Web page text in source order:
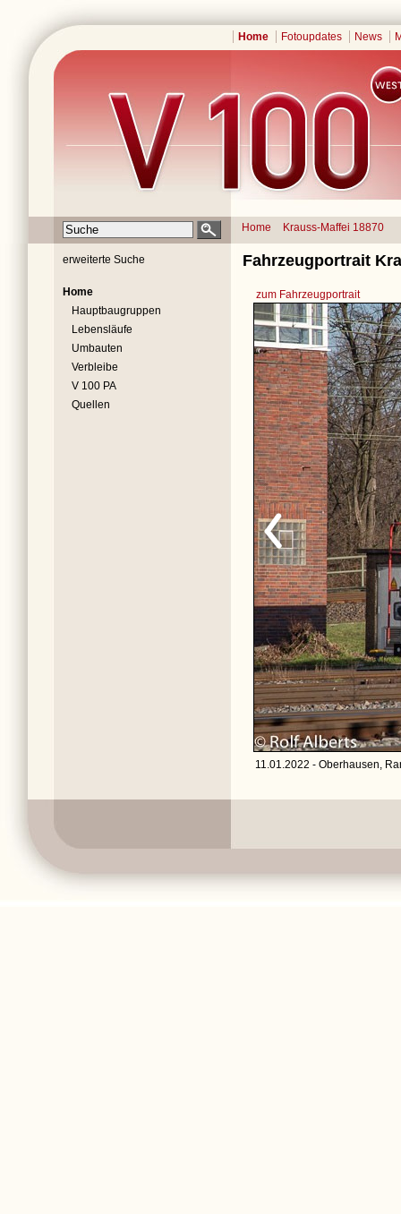
Home Fotoupdates News
Home Krauss-Maffei 18870
erweiterte Suche
Home
Hauptbaugruppen
Lebensläufe
Umbauten
Verbleibe
V 100 PA
Quellen
Fahrzeugportrait
zum Fahrzeugportrait
11.01.2022 - Oberhausen,